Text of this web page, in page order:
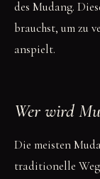
des Mudang.
brauchst, um zu
anspielt.
Wer wird
Die meisten
traditionelle